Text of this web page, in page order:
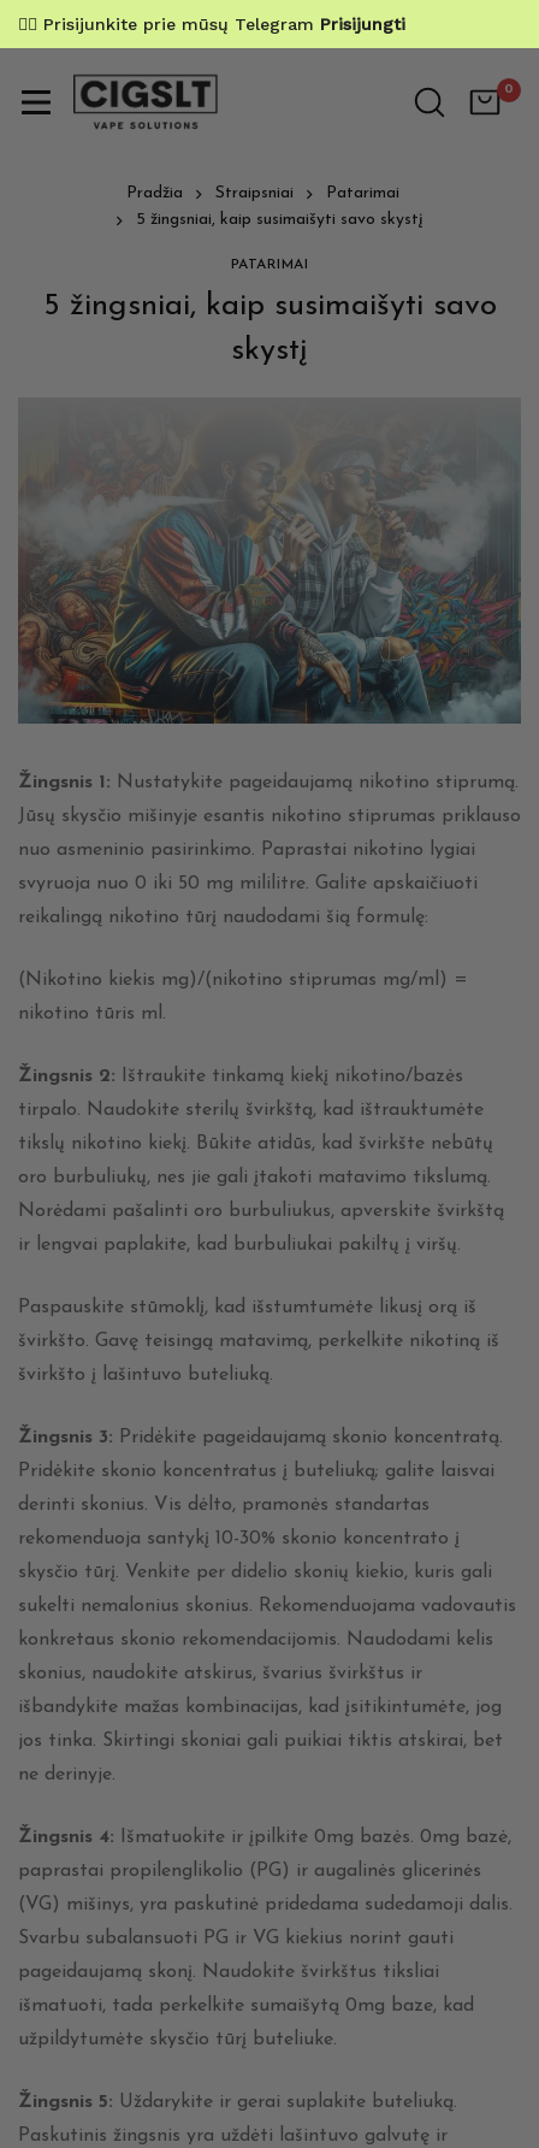
✌🏼 Prisijunkite prie mūsų Telegram Prisijungti
0
Pradžia Straipsniai
Patarimai
5 žingsniai, kaip susimaišyti savo skystį
PATARIMAI
5 žingsniai, kaip susimaišyti savo
skystį
Žingsnis 1: Nustatykite pageidaujamą nikotino stiprumą.
Jūsų skysčio mišinyje esantis nikotino stiprumas priklauso
nuo asmeninio pasirinkimo. Paprastai nikotino lygiai
svyruoja nuo 0 iki 50 mg mililitre. Galite apskaičiuoti
reikalingą nikotino tūrį naudodami šią formulę:
(Nikotino kiekis mg)/(nikotino stiprumas mg/ml) =
nikotino tūris ml.
Žingsnis 2:
Ištraukite tinkamą kiekį nikotino/bazės
tirpalo. Naudokite sterilų švirkštą, kad ištrauktumėte
tikslų nikotino kiekį. Būkite atidūs, kad švirkšte nebūtų
oro burbuliukų, nes jie gali įtakoti matavimo tikslumą.
Norėdami pašalinti oro burbuliukus, apverskite švirkštą
ir lengvai paplakite, kad burbuliukai pakiltų į viršų.
Paspauskite stūmoklį, kad išstumtumėte likusį orą iš
švirkšto. Gavę teisingą matavimą, perkelkite nikotiną iš
švirkšto į lašintuvo buteliuką.
Žingsnis 3: Pridėkite pageidaujamą skonio koncentratą.
Pridėkite skonio koncentratus į buteliuką; galite laisvai
derinti skonius. Vis dėlto, pramonės standartas
rekomenduoja santykį 10-30% skonio koncentrato į
skysčio tūrį. Venkite per didelio skonių kiekio, kuris gali
sukelti nemalonius skonius. Rekomenduojama vadovautis
konkretaus skonio rekomendacijomis. Naudodami kelis
skonius, naudokite atskirus, švarius švirkštus ir
išbandykite mažas kombinacijas, kad įsitikintumėte, jog
jos tinka. Skirtingi skoniai gali puikiai tiktis atskirai, bet
ne derinyje.
Žingsnis 4:
Išmatuokite ir įpilkite 0mg bazės. 0mg bazė,
paprastai propilenglikolio (PG) ir augalinės glicerinės
(VG) mišinys, yra paskutinė pridedama sudedamoji dalis.
Svarbu subalansuoti PG ir VG kiekius norint gauti
pageidaujamą skonį. Naudokite švirkštus tiksliai
išmatuoti, tada perkelkite sumaišytą 0mg baze, kad
užpildytumėte skysčio tūrį buteliuke.
Žingsnis 5: Uždarykite ir gerai suplakite buteliuką.
Paskutinis žingsnis yra uždėti lašintuvo galvutę ir